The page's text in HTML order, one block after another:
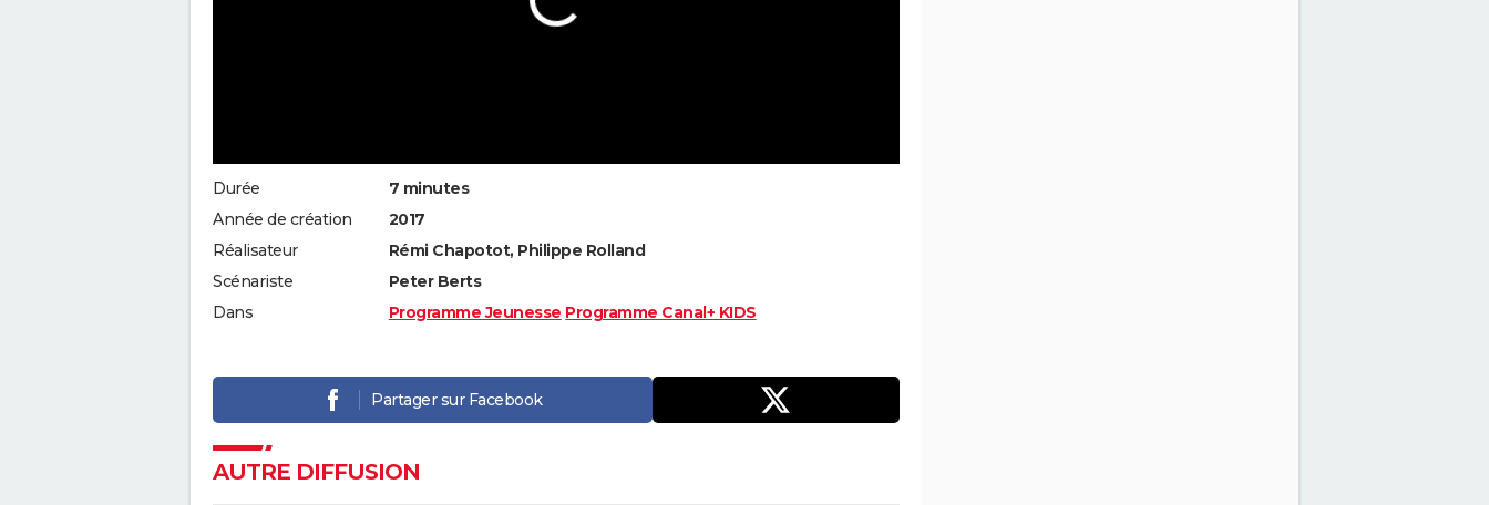
Durée
7 minutes
Année de création
2017
Réalisateur
Rémi Chapotot, Philippe Rolland
Scénariste
Peter Berts
Dans
Programme Jeunesse Programme Canal+ KIDS
Partager sur Facebook
AUTRE DIFFUSION